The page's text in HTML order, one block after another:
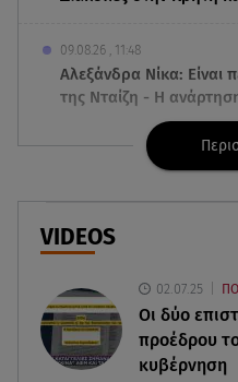
09.08.26 , 11:48
Αλεξάνδρα Νίκα: Είναι
της Νταίζη - Η
09.08.26 , 11:38
Κόσοβο: Βουλευτές
υπηρεσιακό
09.08.26 , 11:23
Μεθυσμένη οδηγός
γάμου της
09.08.26 , 11:12
VIDEOS
02.07.25
Οι δύο
προέδρου
κυβέρνηση